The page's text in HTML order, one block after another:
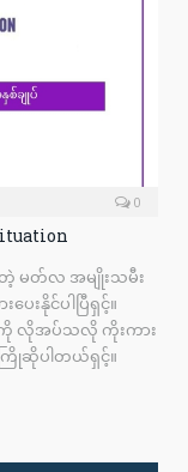
0
တဲ့ မတ်လ အမျိုးသမီး
းနိုင်ပါပြီရှင့်။
လိုအပ်သလို ကိုးကား
ကြိုဆိုပါတယ်ရှင့်။